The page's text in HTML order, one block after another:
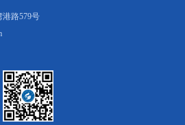
路579号